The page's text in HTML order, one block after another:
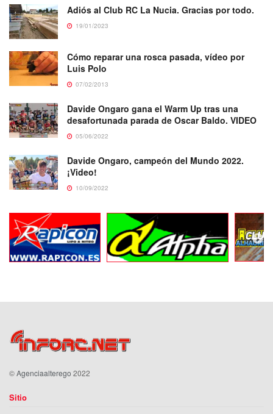
Adiós al Club RC La Nucia. Gracias por todo.
19/01/2023
Cómo reparar una rosca pasada, vídeo por
Luis Polo
07/02/2013
Davide Ongaro gana el Warm Up tras una
desafortunada parada de Oscar Baldo. VIDEO
05/06/2022
Davide Ongaro, campeón del Mundo 2022.
¡Video!
10/09/2022
©Agenciaalterego 2022
Sitio